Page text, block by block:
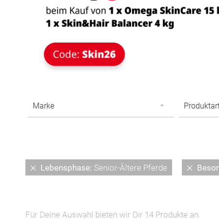
Lebensphase Senior-Ältere Pferde
Diesen
Artikel
Diesen
Artikel
Für Deine Auswahl bieten wir Dir 14 Produkte an.